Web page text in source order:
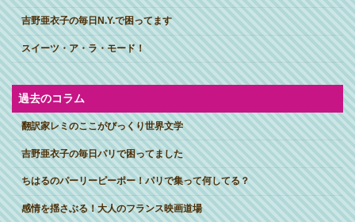
吉野亜衣子の毎日N.Y.で困ってます
スイーツ・ア・ラ・モード！
過去のコラム
翻訳家レミのここがびっくり世界文学
吉野亜衣子の毎日パリで困ってました
ちはるのパーリーピーポー！パリで集って何してる？
感情を揺さぶる！大人のフランス映画道場